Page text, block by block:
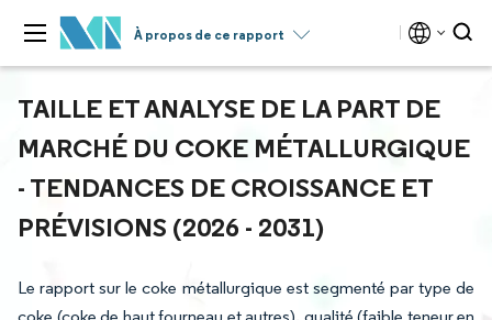
À propos de ce rapport
TAILLE ET ANALYSE DE LA PART DE
MARCHÉ DU COKE MÉTALLURGIQUE
- TENDANCES DE CROISSANCE ET
PRÉVISIONS (2026 - 2031)
Le rapport sur le coke métallurgique est segmenté par type de